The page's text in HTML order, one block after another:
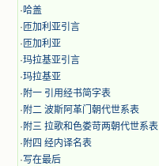
·哈盖
· 匝加利亚引言
· 匝加利亚
·玛拉基亚引言
·玛拉基亚
· 附一 引用经书简字表
· 附二 波斯阿革门朝代世系表
· 附三 拉歌和色娄苛两朝代世系表
· 附四 经内译名表
·写在最后